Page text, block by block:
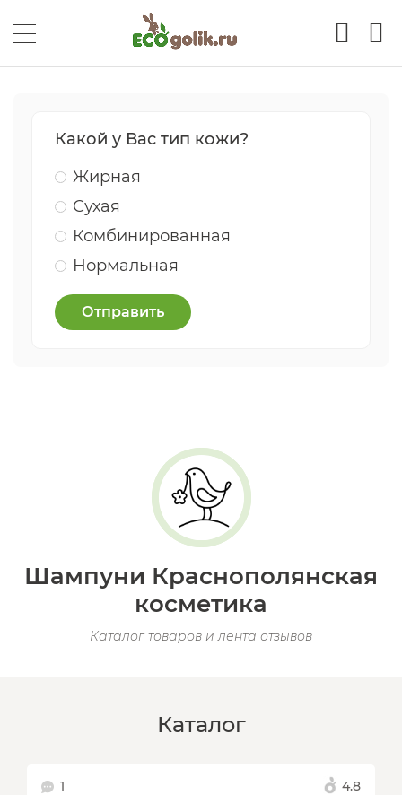
Какой у Вас тип кожи?
Жирная
Сухая
Комбинированная
Нормальная
Отправить
Шампуни Краснополянская
косметика
Каталог товаров и лента отзывов
Каталог
1 4.8